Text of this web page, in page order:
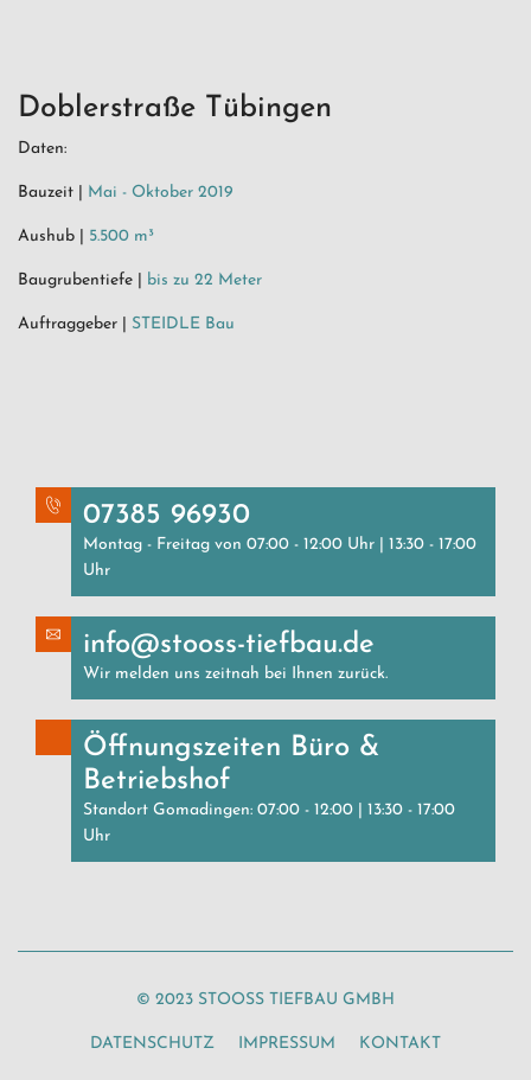
Doblerstraße Tübingen
Daten:
Bauzeit | Mai - Oktober 2019
Aushub | 5.500 m³
Baugrubentiefe | bis zu 22 Meter
Auftraggeber | STEIDLE Bau
07385 96930
Montag - Freitag von 07:00 - 12:00 Uhr | 13:30 - 17:00
Uhr
info@stooss-tiefbau.de
Wir melden uns zeitnah bei Ihnen zurück.
Öffnungszeiten Büro &
Betriebshof
Standort Gomadingen: 07:00 - 12:00 | 13:30 - 17:00
Uhr
© 2023 STOOSS TIEFBAU GMBH
DATENSCHUTZ IMPRESSUM KONTAKT